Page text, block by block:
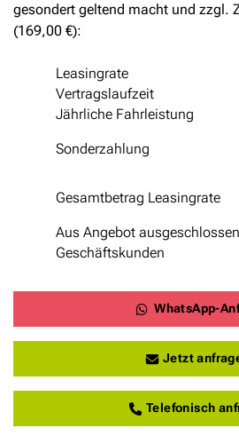
gesondert geltend macht und zzgl.
(169,00 €):
Leasingrate
Vertragslaufzeit
Jährliche Fahrleistung
Sonderzahlung
Gesamtbetrag Leasingrate
Aus Angebot
Geschäftskunden
WhatsApp-
Jetzt
Telefonisch